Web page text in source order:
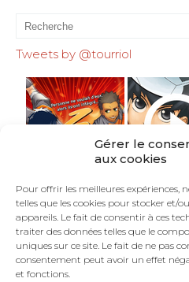
Gérer le
aux cookies
Pour offrir les meilleures expériences,
telles que les cookies pour stocker et/
appareils. Le fait de consentir à ces
traiter des données telles que le
uniques sur ce site. Le fait de ne pas
consentement peut avoir un effet
et fonctions.
Tweets by @tourriol